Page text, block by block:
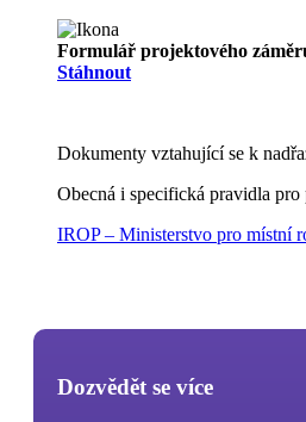
Formulář projektového
Stáhnout
Dokumenty vztahující se k
Obecná i specifická pravidla pro
IROP – Ministerstvo pro místní
Dozvědět se více